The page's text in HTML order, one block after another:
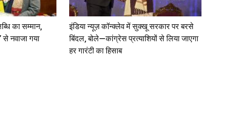
का सम्मान,
से नवाजा गया
इंडिया न्यूज़ कॉन्क्लेव में सुक्खू सरकार पर बरसे
बिंदल, बोले—कांग्रेस प्रत्याशियों से लिया जाएगा
हर गारंटी का हिसाब